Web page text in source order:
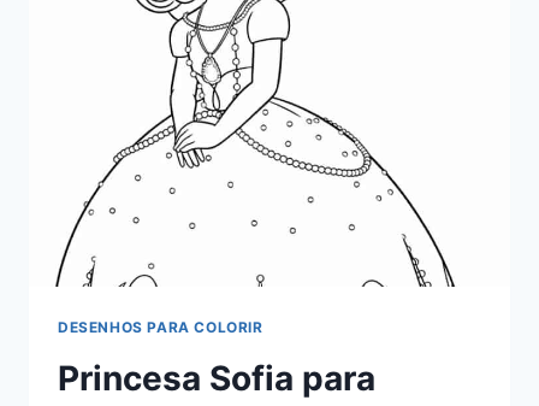
DESENHOS PARA COLORIR
Princesa Sofia para